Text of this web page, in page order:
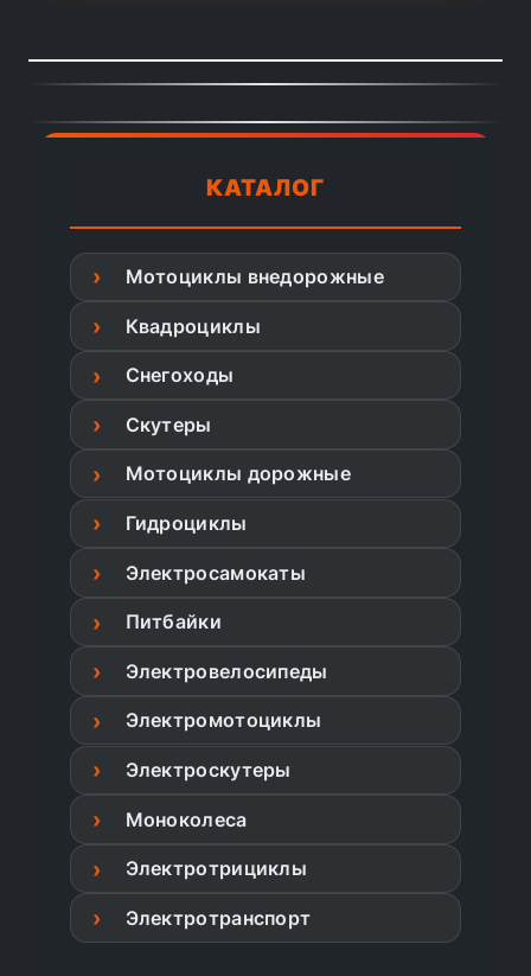
КАТАЛОГ
Мотоциклы внедорожные
Квадроциклы
Снегоходы
Скутеры
Мотоциклы дорожные
Гидроциклы
Электросамокаты
Питбайки
Электровелосипеды
Электромотоциклы
Электроскутеры
Моноколеса
Электротрициклы
Электротранспорт